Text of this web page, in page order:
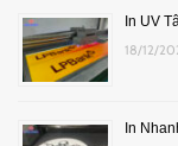
In UV
18/12/
In